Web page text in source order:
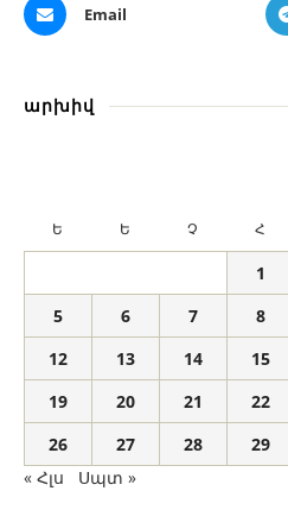
Email
արխիվ
Ե Ե Չ Հ
1
5
6 7 8
12
13 14 15
19
20 21 22
26
27 28 29
« Հլս
Սպտ »